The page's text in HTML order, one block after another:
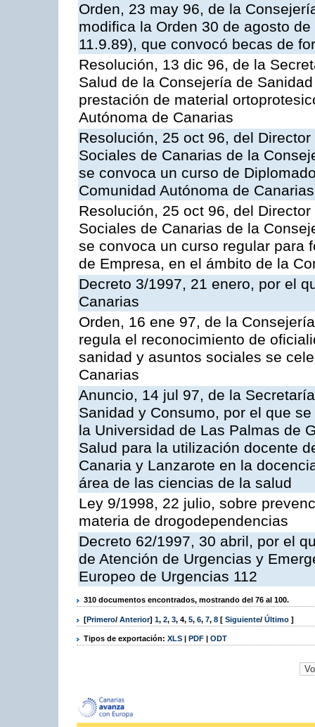
Orden, 23 may 96, de la
modifica la Orden 30 de agosto
11.9.89), que convocó becas de
Resolución, 13 dic 96, de la
Salud de la Consejería de
prestación de material
Autónoma de Canarias
Resolución, 25 oct 96, del
Sociales de Canarias de la
se convoca un curso de
Comunidad Autónoma de Canarias
Resolución, 25 oct 96, del
Sociales de Canarias de la
se convoca un curso regular para
de Empresa, en el ámbito de la
Decreto 3/1997, 21 enero, por el
Canarias
Orden, 16 ene 97, de la
regula el reconocimiento de
sanidad y asuntos sociales se
Canarias
Anuncio, 14 jul 97, de la
Sanidad y Consumo, por el que
la Universidad de Las Palmas de
Salud para la utilización docente
Canaria y Lanzarote en la
área de las ciencias de la salud
Ley 9/1998, 22 julio, sobre
materia de drogodependencias
Decreto 62/1997, 30 abril, por el
de Atención de Urgencias y
Europeo de Urgencias 112
310 documentos encontrados, mostrando del 76 al 100.
[Primero/ Anterior] 1, 2, 3, 4, 5, 6, 7, 8 [ Siguiente/ Último ]
Tipos de exportación: XLS | PDF | ODT